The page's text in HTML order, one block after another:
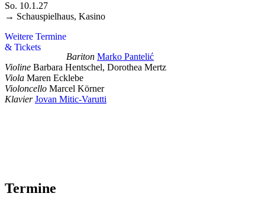
So. 10.1.27
→ Schauspielhaus, Kasino
Weitere Termine
& Tickets
Bariton Marko Pantelić
Violine Barbara Hentschel, Dorothea Mertz
Viola Maren Ecklebe
Violoncello Marcel Körner
KlavierJovan Mitic-Varutti
Termine